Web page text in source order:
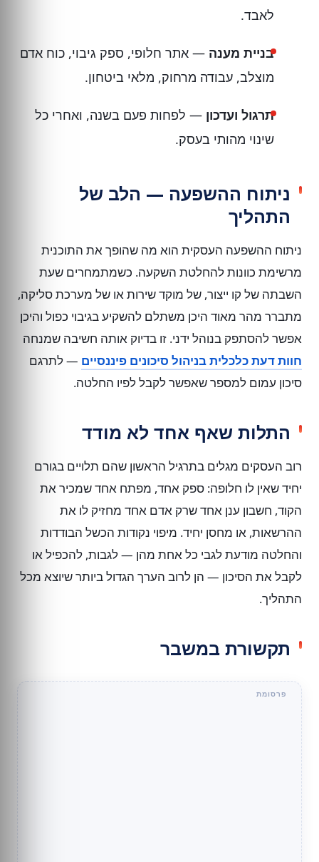
לאבד.
בניית מענה — אתר חלופי, ספק גיבוי, כוח אדם
מוצלב, עבודה מרחוק, מלאי ביטחון.
תרגול ועדכון — לפחות פעם בשנה, ואחרי כל
שינוי מהותי בעסק.
ניתוח ההשפעה — הלב של
התהליך
ניתוח ההשפעה העסקית הוא מה שהופך את התוכנית
מרשימת כוונות להחלטת השקעה. כשמתמחרים שעת
השבתה של קו ייצור, של מוקד שירות או של מערכת סליקה,
מתברר מהר מאוד היכן משתלם להשקיע בגיבוי כפול והיכן
אפשר להסתפק בנוהל ידני. זו בדיוק אותה חשיבה שמנחה
חוות דעת כלכלית בניהול סיכונים פיננסיים — לתרגם
סיכון עמום למספר שאפשר לקבל לפיו החלטה.
התלות שאף אחד לא מודד
רוב העסקים מגלים בתרגיל הראשון שהם תלויים בגורם
יחיד שאין לו חלופה: ספק אחד, מפתח אחד שמכיר את
הקוד, חשבון ענן אחד שרק אדם אחד מחזיק לו את
ההרשאות, או מחסן יחיד. מיפוי נקודות הכשל הבודדות
והחלטה מודעת לגבי כל אחת מהן — לגבות, להכפיל או
לקבל את הסיכון — הן לרוב הערך הגדול ביותר שיוצא מכל
התהליך.
תקשורת במשבר